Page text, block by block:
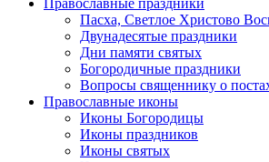
Православные праздники
Пасха, Светлое Христово
Двунадесятые праздники
Дни памяти святых
Богородичные праздники
Вопросы священнику о
Православные иконы
Иконы Богородицы
Иконы праздников
Иконы святых